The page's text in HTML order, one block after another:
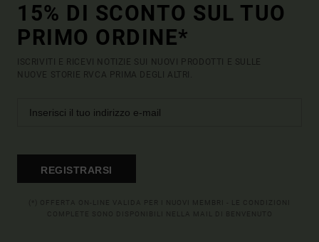
15% DI SCONTO SUL TUO
PRIMO ORDINE*
ISCRIVITI E RICEVI NOTIZIE SUI NUOVI PRODOTTI E SULLE
NUOVE STORIE RVCA PRIMA DEGLI ALTRI.
REGISTRARSI